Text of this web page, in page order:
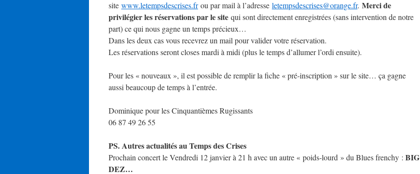
site www.letempsdescrises.frou par mail à l’adresse letempsdescrises@orange.fr. Merci de
privilégier les réservations par le site qui sont directement enregistrées (sans intervention de notre
part) ce qui nous gagne un temps précieux…
Dans les deux cas vous recevrez un mail pour valider votre réservation.
Les réservations seront closes mardi à midi (plus le temps d’allumer l’ordi ensuite).
Pour les « nouveaux », il est possible de remplir la fiche « pré-inscription » sur le site… ça gagne
aussi beaucoup de temps à l’entrée.
Dominique pour les Cinquantièmes Rugissants
06 87 49 26 55
PS. Autres actualités au Temps des Crises
Prochain concert le Vendredi 12 janvier à 21 h avec un autre « poids-lourd » du Blues frenchy : BIG
DEZ…